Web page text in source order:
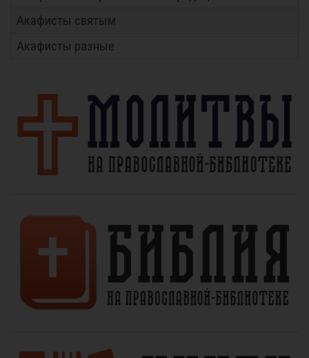
Акафисты святым
Акафисты разные